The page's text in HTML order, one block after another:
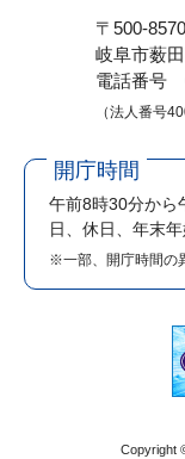
〒500-8570
岐阜市薮
電話番号
（法人番号
開庁時間
午前8時30分から
日、休日、年末
※一部、開庁時間の
Copyright